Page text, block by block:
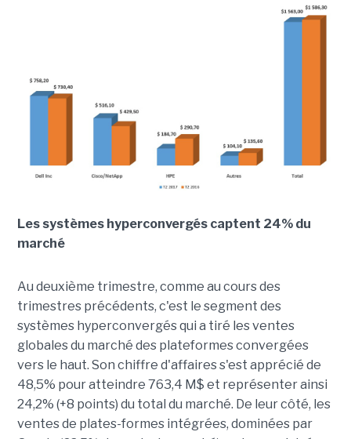
Les systèmes hyperconvergés captent 24% du
marché
Au deuxième trimestre, comme au cours des
trimestres précédents, c'est le segment des
systèmes hyperconvergés qui a tiré les ventes
globales du marché des plateformes convergées
vers le haut. Son chiffre d'affaires s'est apprécié de
48,5% pour atteindre 763,4 M$ et représenter ainsi
24,2% (+8 points) du total du marché. De leur côté, les
ventes de plates-formes intégrées, dominées par